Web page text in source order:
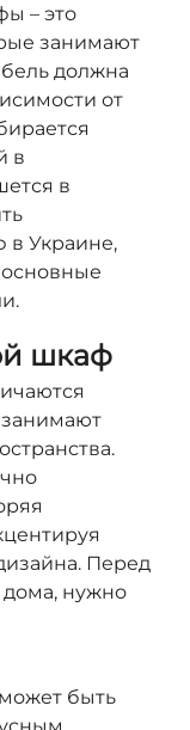
– это
занимают
должна
от
в
в
в Украине,
основные
шкаф
Перед
нужно
быть